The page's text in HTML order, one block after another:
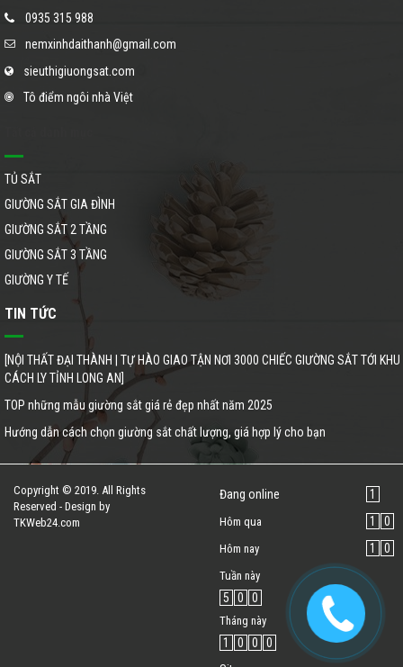
0935 315 988
nemxinhdaithanh@gmail.com
sieuthigiuongsat.com
Tô điểm ngôi nhà Việt
TỦ SẮT
GIƯỜNG SẮT GIA ĐÌNH
GIƯỜNG SẮT 2 TẦNG
GIƯỜNG SẮT 3 TẦNG
GIƯỜNG Y TẾ
TIN TỨC
[NỘI THẤT ĐẠI THÀNH | TỰ HÀO GIAO TẬN NƠI 3000 CHIẾC GIƯỜNG SẮT TỚI KHU
CÁCH LY TỈNH LONG AN]
TOP những mẫu giường sắt giá rẻ đẹp nhất năm 2025
Hướng dẫn cách chọn giường sắt chất lượng, giá hợp lý cho bạn
Copyright © 2019. All Rights
Reserved - Design by
TKWeb24.com
Đang online 1
Hôm qua 1 0
Hôm nay 1 0
Tuần này
5 0 0
Tháng này
1 0 0
0